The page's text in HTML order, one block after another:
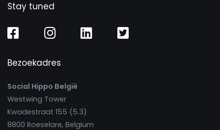
Stay tuned
Bezoekadres
Social Hippo België
Westwing Tower
Kwadestraat 155 (5.3)
8800 Roeselare, Belgium